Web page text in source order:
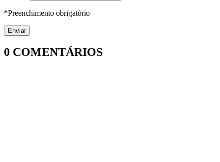
*Preenchimento obrigatório
0 COMENTÁRIOS